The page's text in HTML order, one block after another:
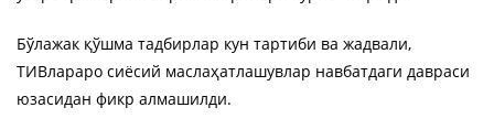
Бўлажак қўшма тадбирлар кун тартиби ва жадвали,
ТИВлараро сиёсий маслаҳатлашувлар навбатдаги давраси
юзасидан фикр алмашилди.